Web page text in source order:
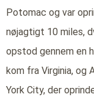
Potomac og var
nøjagtigt 10 miles,
opstod gennem en
kom fra Virginia, og
York City, der